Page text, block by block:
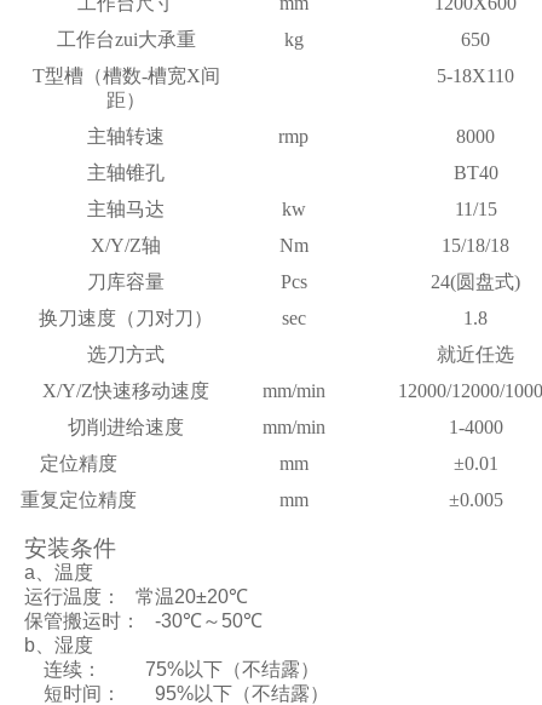
工作台zui大承重
kg
650
T型槽（槽数-槽宽X间
距）
5-18X110
主轴转速 rmp
8000
主轴锥孔
BT40
主轴马达
kw
11/15
X/Y/Z轴
Nm
15/18/18
刀库容量
Pcs
24(圆盘式)
换刀速度（刀对刀）
sec
1.8
选刀方式
就近任选
X/Y/Z快速移动速度
mm/min
12000/12000/
切削进给速度
mm/min
1-4000
定位精度
mm
±0.01
重复定位精度
mm ±0.005
安装条件
a、温度
运行温度： 常温20±20℃
保管搬运时： -30℃～50℃
b、湿度
连续： 75%以下（不结露）
短时间： 95%以下（不结露）